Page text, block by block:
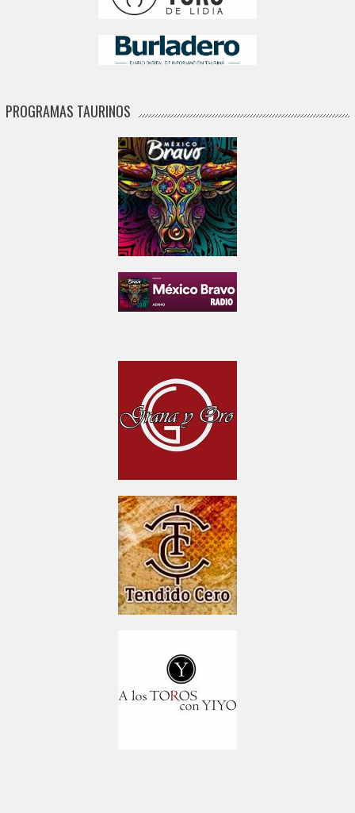
PROGRAMAS TAURINOS